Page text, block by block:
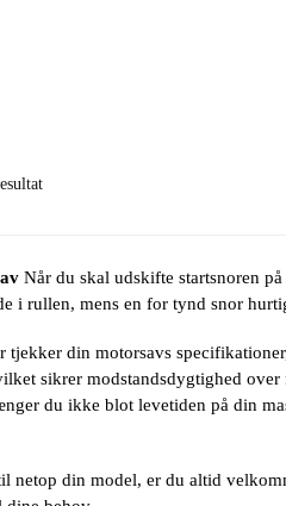
Når du skal udskifte startsnoren
i rullen, mens en for tynd snor
din motorsavs
sikrer modstandsdygtighed
du ikke blot levetiden på din
din model, er du altid